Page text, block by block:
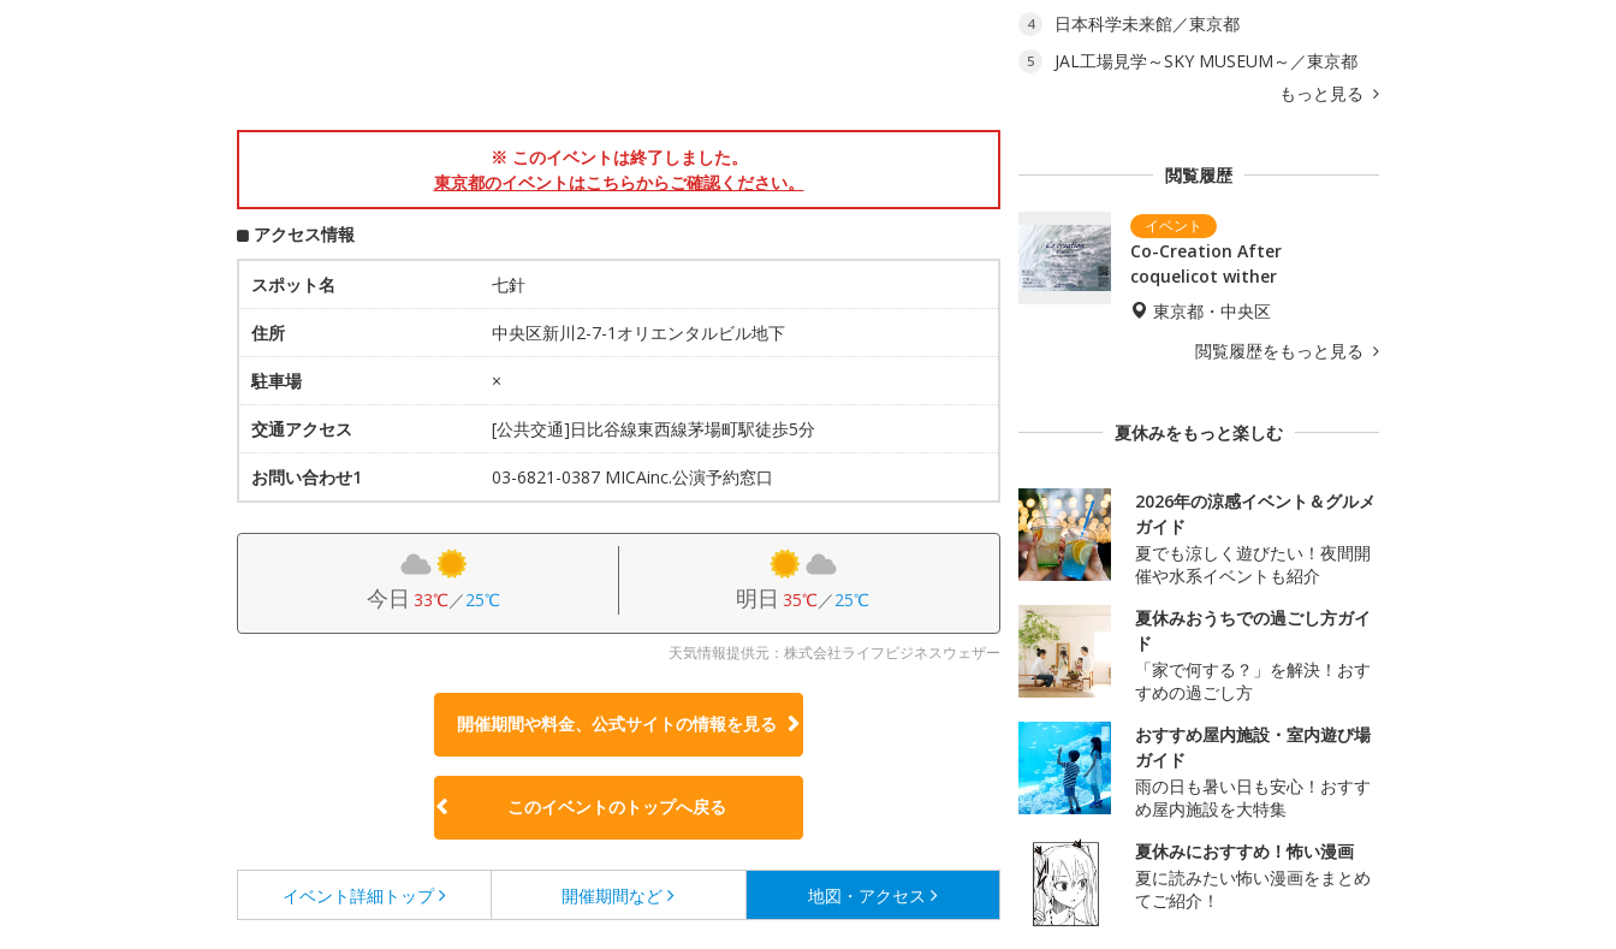
※ このイベントは終了しました。
東京都のイベントはこちらからご確認ください。
アクセス情報
スポット名 七針
住所 中央区新川2-7-1オリエンタルビル地下
駐車場 ×
交通アクセス [公共交通]日比谷線東西線茅場町駅徒歩5分
お問い合わせ1 03-6821-0387 MICAinc.公演予約窓口
今日 33℃／25℃ 明日 35℃／25℃
天気情報提供元：株式会社ライフビジネスウェザー
開催期間や料金、公式サイトの情報を見る
このイベントのトップへ戻る
イベント詳細 トップ 開催期間など 地図・アクセス
4 日本科学未来館／東京都
5
JAL工場見学～SKY MUSEUM～／東京都
もっと見る
閲覧履歴
Co-Creation After
coquelicot wither
東京都・中央区
閲覧履歴をもっと見る
夏休みをもっと楽しむ
2026年の涼感イベント＆グルメ
ガイド
夏でも涼しく遊びたい！夜間開
催や水系イベントも紹介
夏休みおうちでの過ごし方ガイ
ド
「家で何する？」を解決！おす
すめの過ごし方
おすすめ屋内施設・室内遊び場
ガイド
雨の日も暑い日も安心！おすす
め屋内施設を大特集
夏休みにおすすめ！怖い漫画
夏に読みたい怖い漫画をまとめ
てご紹介！